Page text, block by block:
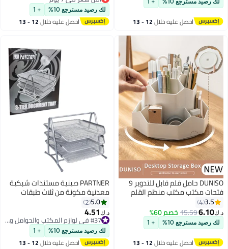
رصيد مسترجع 10% + 1
احصل عليه خلال 12 - 13
أكريليك وردية مكتوب عليها 'أنت
قطعة أحجية مفقودة'، هدية
لصديق
أقل سعر في 7 يوم
لك رصيد مسترجع 10% + 1
احصل عليه خلال 12 - 13
DUNISO حامل قلم قابل للتدوير 9
مكتب مكتب منظم القلم
فرشاة التجميل متعدد
أكواب قلم رصاص سطح
قرطاسية ماكياج منظم
لمكتب المدرسة المنزل
3.5
4
6.10
15.59خصم 60%
رصيد مسترجع 10% + 1
احصل عليه خلال 12 - 13
PARTNER صينية مستندات شبكية
معدنية مكونة من ثلاث طبقات
باللون الفضي
5.0
2
4.51
#37 في لوازم المكتب والحوامل والموزعات
#37 في لوازم المكتب والحوامل والموزعات لك رصيد مسترجع 10% + 1
احصل عليه خلال 12 - 13